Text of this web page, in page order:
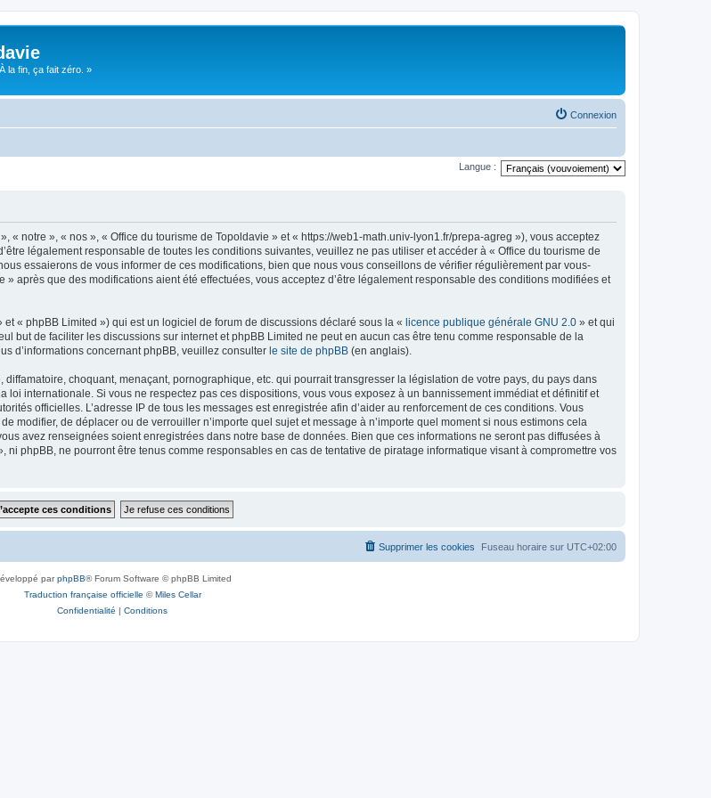
la fin, ça fait zéro. »
Connexion
Langue :
« notre », « nos », « Office du tourisme de Topoldavie » et « https://web1-math.univ-lyon1.fr/prepa-agreg »), vous acceptez
légalement responsable de toutes les conditions suivantes, veuillez ne pas utiliser et accéder à « Office du tourisme de
essaierons de vous informer de ces modifications, bien que nous vous conseillons de vérifier régulièrement par vous-
après que des modifications aient été effectuées, vous acceptez d’être légalement responsable des conditions modifiées et
« phpBB Limited ») qui est un logiciel de forum de discussions déclaré sous la « licence publique générale GNU 2.0 » et qui
but de faciliter les discussions sur internet et phpBB Limited ne peut en aucun cas être tenu comme responsable de la
d’informations concernant phpBB, veuillez consulter le site de phpBB (en anglais).
choquant, menaçant, pornographique, etc. qui pourrait transgresser la législation de votre pays, du pays dans
internationale. Si vous ne respectez pas ces dispositions, vous vous exposez à un bannissement immédiat et définitif et
officielles. L’adresse IP de tous les messages est enregistrée afin d’aider au renforcement de ces conditions. Vous
modifier, de déplacer ou de verrouiller n’importe quel sujet et message à n’importe quel moment si nous estimons cela
avez renseignées soient enregistrées dans notre base de données. Bien que ces informations ne seront pas diffusées à
phpBB, ne pourront être tenus comme responsables en cas de tentative de piratage informatique visant à compromettre vos
Fuseau horaire sur UTC+02:00
Supprimer les cookies
parphpBB® Forum Software © phpBB Limited
Traduction française officielle ©Miles Cellar
Confidentialité | Conditions